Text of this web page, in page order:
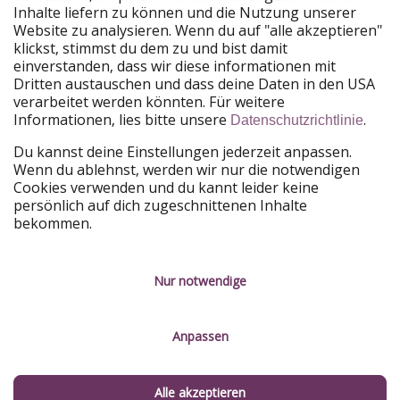
Unsere Märkte
PiratinViaggio
HolidayPirates
VakantiePiraten
WakacyjniPiraci
VoyagesPirates
Ferienpiraten
Urlaubspiraten
ViajerosPiratas
TravelPirates
HolidayPirates Group
Lerne uns kennen
Über uns
Nachhaltigkeit
Rechtliches
Kontakt
Service-Kontrolle
Inhalte liefern zu können und die Nutzung unserer
Website zu analysieren. Wenn du auf "alle akzeptieren"
klickst, stimmst du dem zu und bist damit
einverstanden, dass wir diese informationen mit
Dritten austauschen und dass deine Daten in den USA
verarbeitet werden könnten. Für weitere
Informationen, lies bitte unsere Datenschutzrichtlinie.
Du kannst deine Einstellungen jederzeit anpassen.
Wenn du ablehnst, werden wir nur die notwendigen
Cookies verwenden und du kannt leider keine
persönlich auf dich zugeschnittenen Inhalte
bekommen.
Nur notwendige
Anpassen
Alle akzeptieren